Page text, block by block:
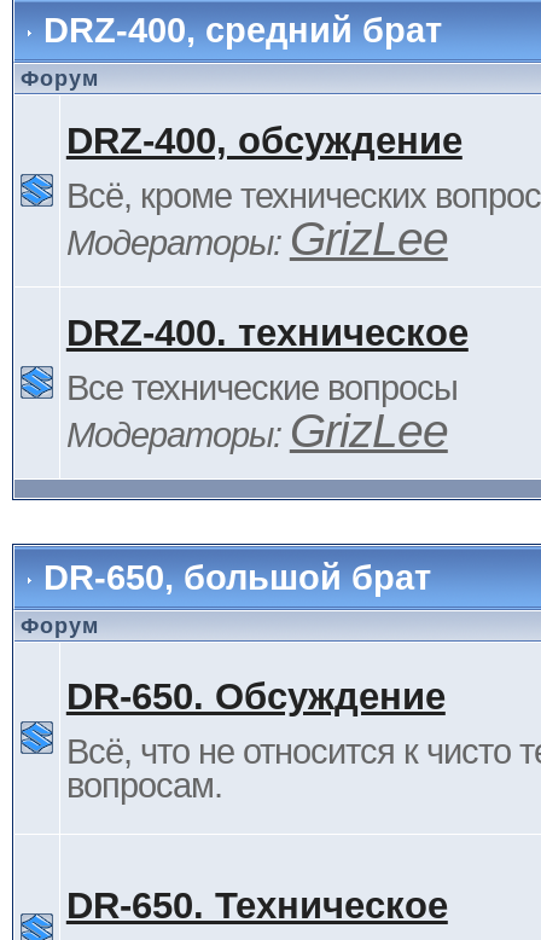
DRZ-400, средний брат
Форум
DRZ-400, обсуждение
Всё, кроме технических
Модераторы: GrizLee
DRZ-400. техническое
Все технические вопросы
Модераторы: GrizLee
DR-650, большой брат
Форум
DR-650. Обсуждение
Всё, что не относится к чисто
вопросам.
DR-650. Техническое